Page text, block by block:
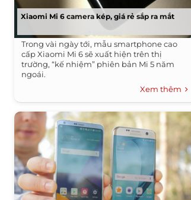
Xiaomi Mi 6 camera kép, giá rẻ sắp ra mắt
Trong vài ngày tới, mẫu smartphone cao
cấp Xiaomi Mi 6 sẽ xuất hiện trên thị
trường, “kế nhiệm” phiên bản Mi 5 năm
ngoái.
Xem thêm